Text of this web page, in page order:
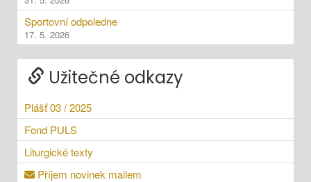
Sportovní odpoledne
17. 5. 2026
Užitečné odkazy
Plášť 03 / 2025
Fond PULS
Liturgické texty
Příjem novinek mailem